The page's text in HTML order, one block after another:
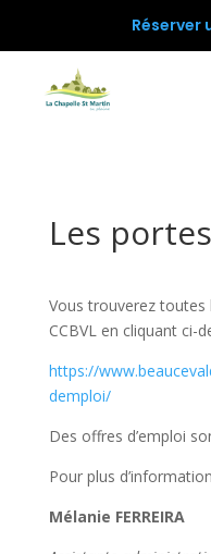
Réserver
Les
Vous trouverez
CCBVL en cliquant ci-
https://
demploi/
Des offres d’emploi
Pour plus
Mélanie FERREIRA